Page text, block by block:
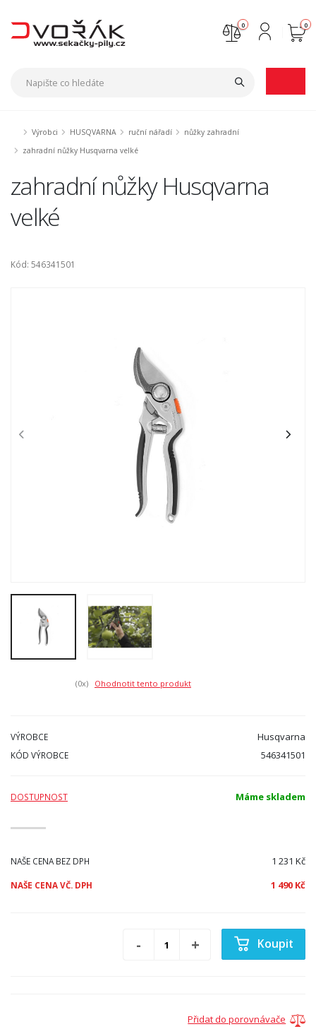
0
0
Výrobci HUSQVARNA ruční nářadí
nůžky zahradní
zahradní nůžky Husqvarna velké
zahradní nůžky Husqvarna
velké
Kód: 546341501
(0x) Ohodnotit tento produkt
VÝROBCE Husqvarna
KÓD VÝROBCE 546341501
DOSTUPNOST Máme skladem
NAŠE CENA BEZ DPH 1 231 Kč
NAŠE CENA VČ. DPH 1 490 Kč
Koupit
Přidat do porovnávače